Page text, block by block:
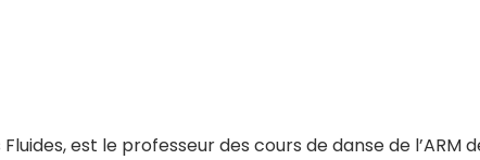
est le professeur des cours de danse de l’ARM